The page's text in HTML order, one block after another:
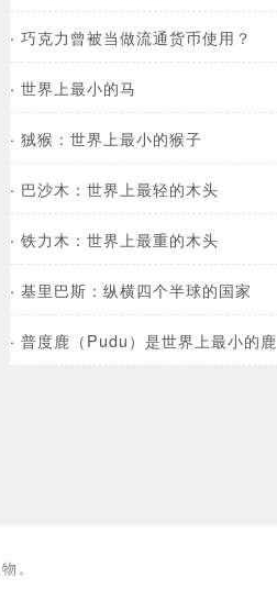
· 巧克力曾被当做流通货币使用？
· 世界上最小的马
· 狨猴：世界上最小的猴子
· 巴沙木：世界上最轻的木头
· 铁力木：世界上最重的木头
· 基里巴斯：纵横四个半球的国家
· 普度鹿（Pudu）是世界上最小的鹿
。